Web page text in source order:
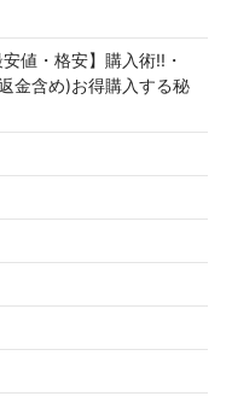
値・格安】購入術!!・
金含め)お得購入する秘